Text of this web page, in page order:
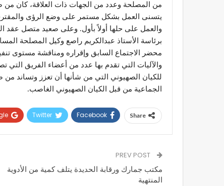
من المصلحة وعدد من الجهات ذات العلاقة، كان من
يتسنى العمل بشكل مستمر على وضع الرؤى
والعمل على حلها أولاً بأول. وعلى صعيد متصل عقد
برئاسة الأستاذ عبدالكريم راصع وكيل المصلحة
محضر الاجتماع السابق وإقراره ومناقشة مستوى
والآليات التي تقدم بها عدد من أعضاء الفريق التي
للكيان الصهيوني التي من شأنها أن تعزز وتساند
الجماعية من قبل الكيان الصهيوني الغاصب.
Share
Facebook
Twitter
مكتب جمارك ورقابة الحديدة يتلف كمية من الأدوية
المنتهية